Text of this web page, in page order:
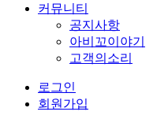
커뮤니티
공지사항
아비꼬이야기
고객의소리
로그인
회원가입